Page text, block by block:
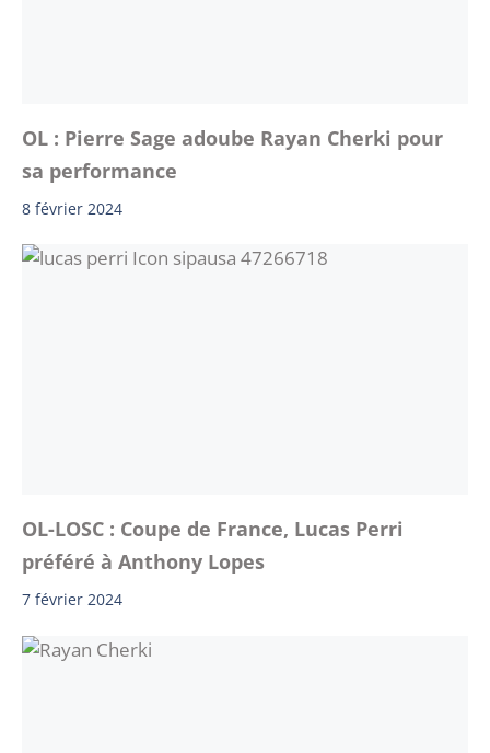
OL : Pierre Sage adoube Rayan Cherki pour
sa performance
8 février 2024
OL-LOSC : Coupe de France, Lucas Perri
préféré à Anthony Lopes
7 février 2024